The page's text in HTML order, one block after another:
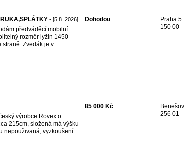
- [5.8. 2026]
předváděcí mobilní
rozměr lyžin 1450-
straně. Zvedák je v
Dohodou
Praha 5
150 00
výrobce Rovex o
215cm, složená má výšku
nepouživaná, vyzkoušení
85 000 Kč
Benešov
256 01